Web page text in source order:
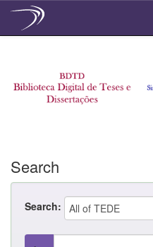
Search
Search: